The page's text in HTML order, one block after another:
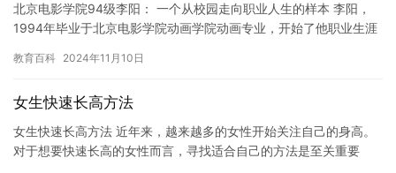
北京电影学院94级李阳： 一个从校园走向职业人生的样本 李阳，
1994年毕业于北京电影学院动画学院动画专业，开始了他职业生涯
教育百科 2024年11月10日
女生快速长高方法
女生快速长高方法 近年来，越来越多的女性开始关注自己的身高。
对于想要快速长高的女性而言，寻找适合自己的方法是至关重要